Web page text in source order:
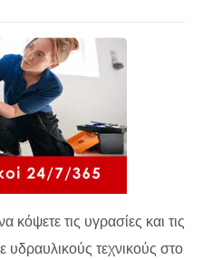
κόψετε τις υγρασίες και τις
τεχνικούς στο